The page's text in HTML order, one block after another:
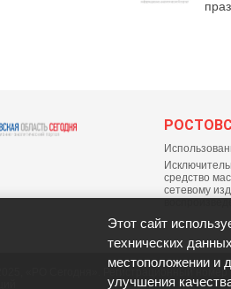
средство
сетевому
«РО Сегодня». Регистрационный
Этот сайт
технических
местоположении и
улучшения